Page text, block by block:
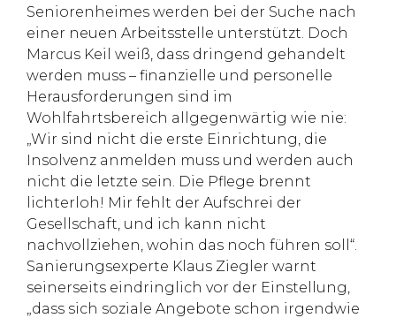
Seniorenheimes werden bei der Suche nach
einer neuen Arbeitsstelle unterstützt. Doch
Marcus Keil weiß, dass dringend gehandelt
werden muss – finanzielle und personelle
Herausforderungen sind im
Wohlfahrtsbereich allgegenwärtig wie nie:
„Wir sind nicht die erste Einrichtung, die
Insolvenz anmelden muss und werden auch
nicht die letzte sein. Die Pflege brennt
lichterloh! Mir fehlt der Aufschrei der
Gesellschaft, und ich kann nicht
nachvollziehen, wohin das noch führen soll“.
Sanierungsexperte Klaus Ziegler warnt
seinerseits eindringlich vor der Einstellung,
„dass sich soziale Angebote schon irgendwie